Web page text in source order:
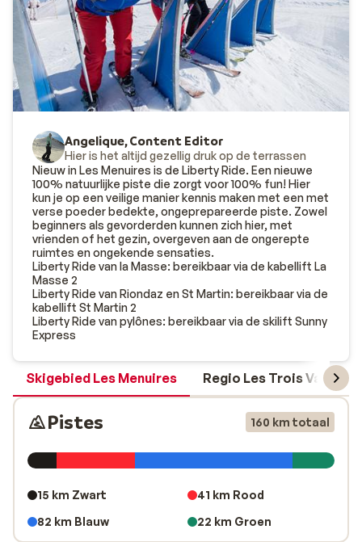
Als je aan het eind van de dag je ski’s uitdoet, betekent
dat niet dat de dag inLes Trois Valléeserop zit. Je kunt
vanzelfsprekend nog even in het zonnetje nagenieten
op één van de vele terrasjes of lekker winkelen in de
galerij van La Croisette. Het sportcentrum in het
centrum van Les Menuires biedt zeven dagen per week
extra sportief plezier voor 's avonds of bij slecht weer.
Er is hier dus altijd wat te doen!
Goed om te weten: Het centrum van Les Menuires is
beperkt toegankelijk voor bussen. Je dient er rekening
mee te houden dat je vanaf de uitstapplaats van de bus
te voet naar je accommodatie moet. De afstand tot de
uitstapplaats van de bussen staat vermeld bij de
informatie over de accommodatie.
Angelique, Content Editor
Hier is het altijd gezellig druk op de terrassen
Nieuw in Les Menuires is de Liberty Ride. Een nieuwe
100% natuurlijke piste die zorgt voor 100% fun! Hier
kun je op een veilige manier kennis maken met een met
verse poeder bedekte, ongeprepareerde piste. Zowel
beginners als gevorderden kunnen zich hier, met
vrienden of het gezin, overgeven aan de ongerepte
ruimtes en ongekende sensaties.
Liberty Ride van la Masse: bereikbaar via de kabellift La
Masse 2
Liberty Ride van Riondaz en St Martin: bereikbaar via de
kabellift St Martin 2
Liberty Ride van pylônes: bereikbaar via de skilift Sunny
Express
Skigebied Les Menuires Regio Les Trois Vallées
Pistes 160 km totaal
15 km Zwart
41 km Rood
82 km Blauw
22 km Groen